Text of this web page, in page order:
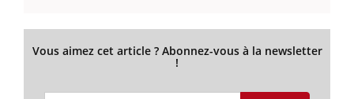
Vous aimez cet article ? Abonnez-vous à la newsletter
!